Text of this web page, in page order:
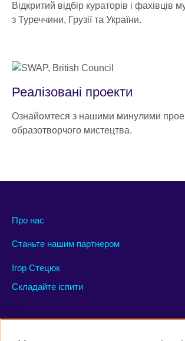
Відкритий відбір кураторів і фахівців
з Туреччини, Грузії та України.
Реалізовані проекти
Ознайомтеся з нашими минулими
образотворчого мистецтва.
Про нас
Станьте нашим партнером
Ігор Стецюк
Складайте іспити
Connect with us